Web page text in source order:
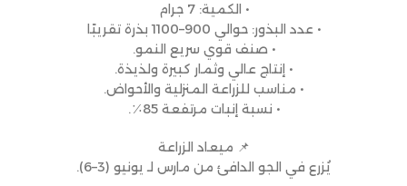
• الكمية: 7 جرام
• عدد البذور: حوالي 900–1100 بذرة تقريبًا
• صنف قوي سريع النمو.
• إنتاج عالي وثمار كبيرة ولذيذة.
• مناسب للزراعة المنزلية والأحواض.
• نسبة إنبات مرتفعة 85٪.
📌 ميعاد الزراعة
يُزرع في الجو الدافئ من مارس لـ يونيو (3–6).